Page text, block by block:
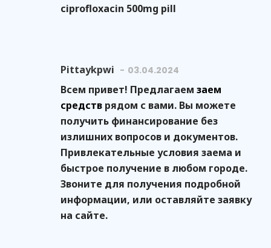
ciprofloxacin 500mg pill
Pittaykpwi 03.04.2024
Всем привет! Предлагаем заем
средств рядом с вами. Вы можете
получить финансирование без
излишних вопросов и документов.
Привлекательные условия заема и
быстрое получение в любом городе.
Звоните для получения подробной
информации, или оставляйте заявку
на сайте.